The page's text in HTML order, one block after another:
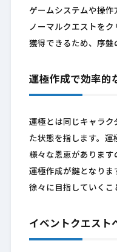
ゲームシステムや操作
ノーマルクエストを
獲得できるため、序盤
運極作成で効率的
運極とは同じキャラク
た状態を指します。運
様々な恩恵があります
運極作成が鍵となりま
徐々に目指していくこ
イベントクエスト